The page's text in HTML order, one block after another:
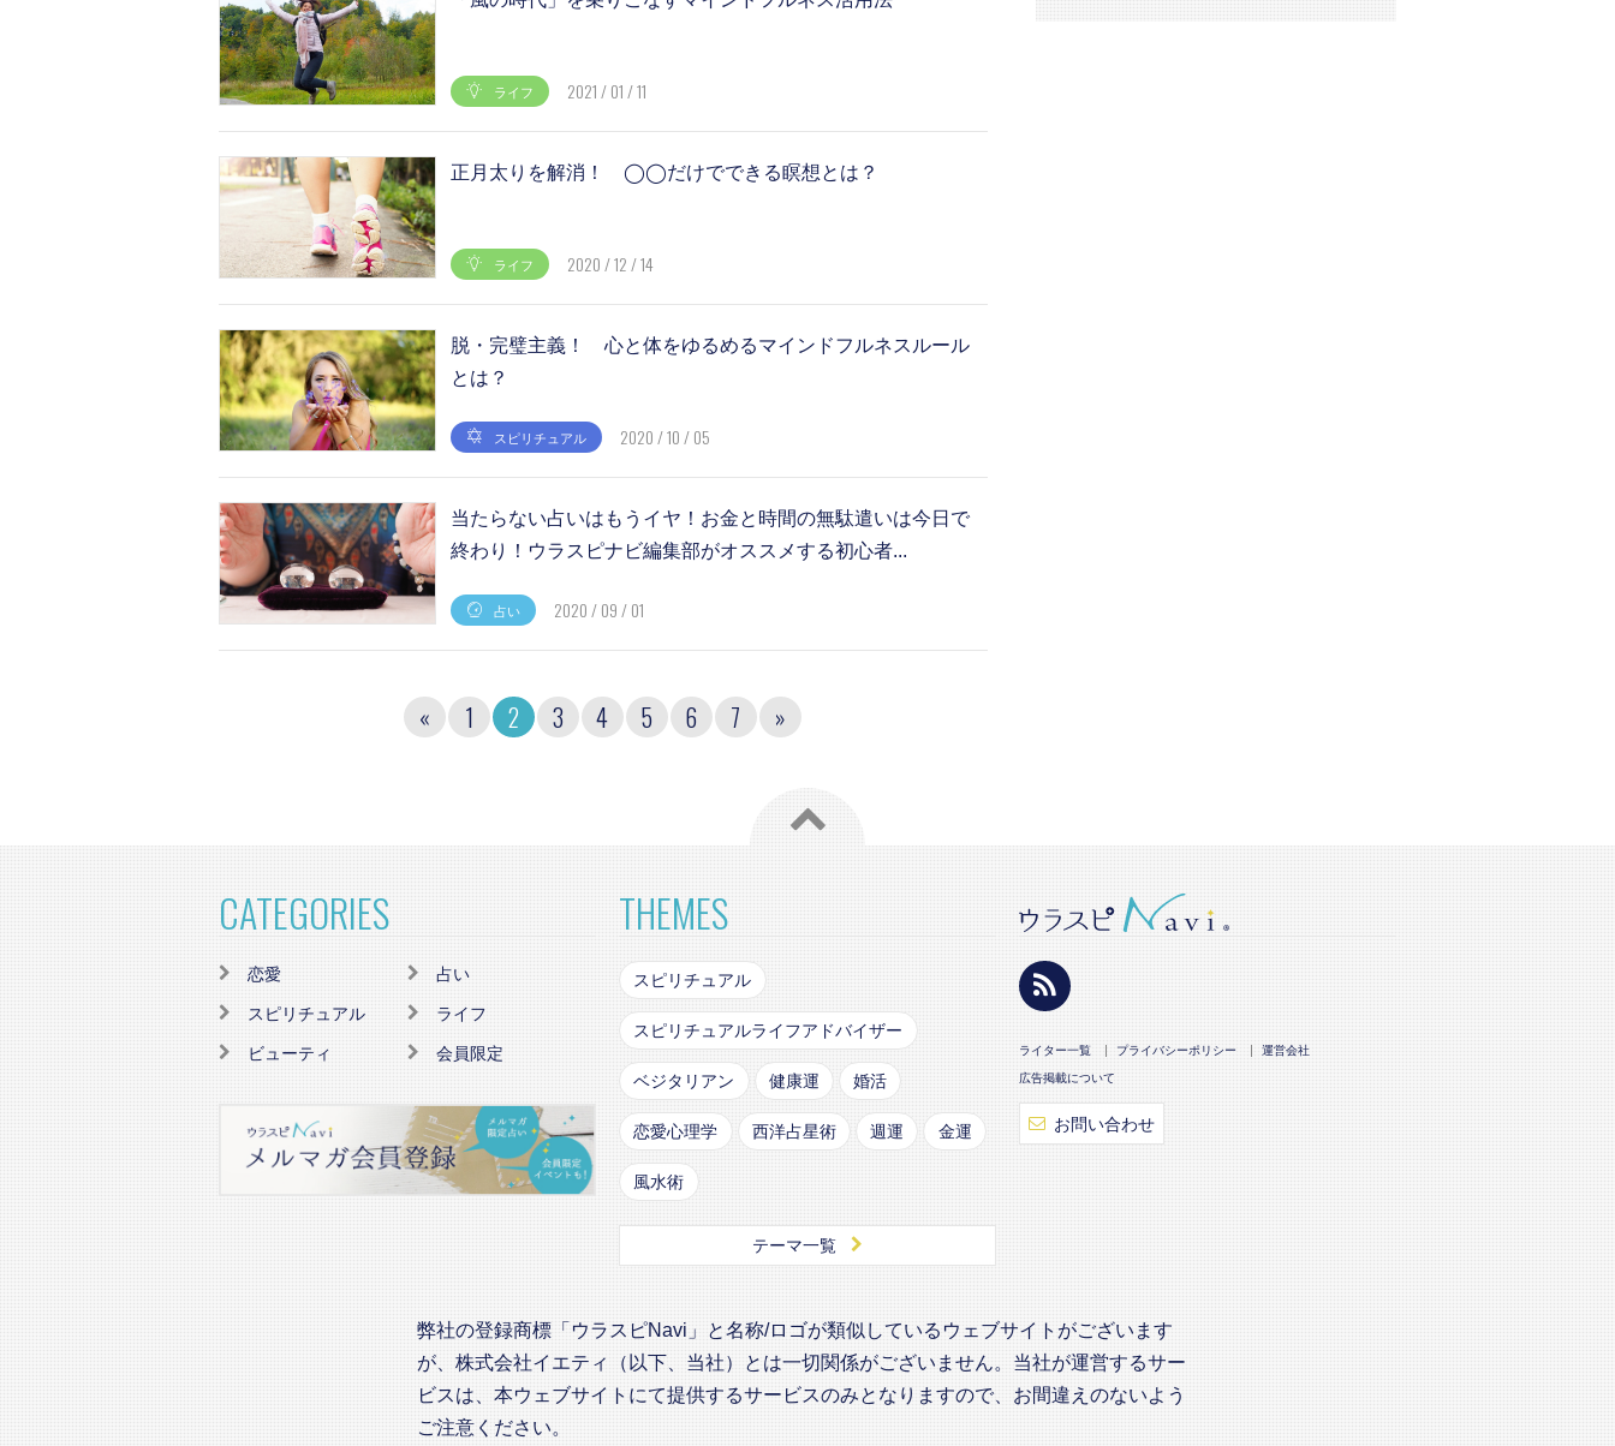
ライフ 2021 / 01 / 11
正月太りを解消！ ◯◯だけでできる瞑想とは？
ライフ 2020 / 12 / 14
脱・完璧主義！ 心と体をゆるめるマインドフルネスルール
とは？
スピリチュアル 2020 / 10 / 05
当たらない占いはもうイヤ！お金と時間の無駄遣いは今日で
終わり！ウラスピナビ編集部がオススメする初心者...
占い 2020 / 09 / 01
« 1 2 3 4 5 6 7 »
CATEGORIES
恋愛 占い
スピリチュアル ライフ
ビューティ 会員限定
THEMES
スピリチュアル
スピリチュアルライフアドバイザー
ベジタリアン 健康運 婚活
恋愛心理学 西洋占星術 週運 金運
風水術
テーマ一覧
ライター一覧 プライバシーポリシー 運営会社
広告掲載について
お問い合わせ
弊社の登録商標「ウラスピNavi」と名称/ロゴが類似しているウェブサイトがございます
が、株式会社イエティ（以下、当社）とは一切関係がございません。当社が運営するサー
ビスは、本ウェブサイトにて提供するサービスのみとなりますので、お間違えのないよう
ご注意ください。